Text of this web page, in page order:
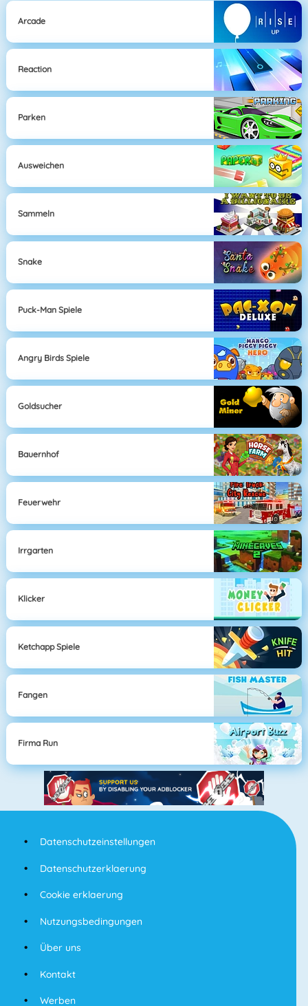
Arcade
Reaction
Parken
Ausweichen
Sammeln
Snake
Puck-Man Spiele
Angry Birds Spiele
Goldsucher
Bauernhof
Feuerwehr
Irrgarten
Klicker
Ketchapp Spiele
Fangen
Firma Run
Datenschutzeinstellungen
Datenschutzerklaerung
Cookie erklaerung
Nutzungsbedingungen
Über uns
Kontakt
Werben